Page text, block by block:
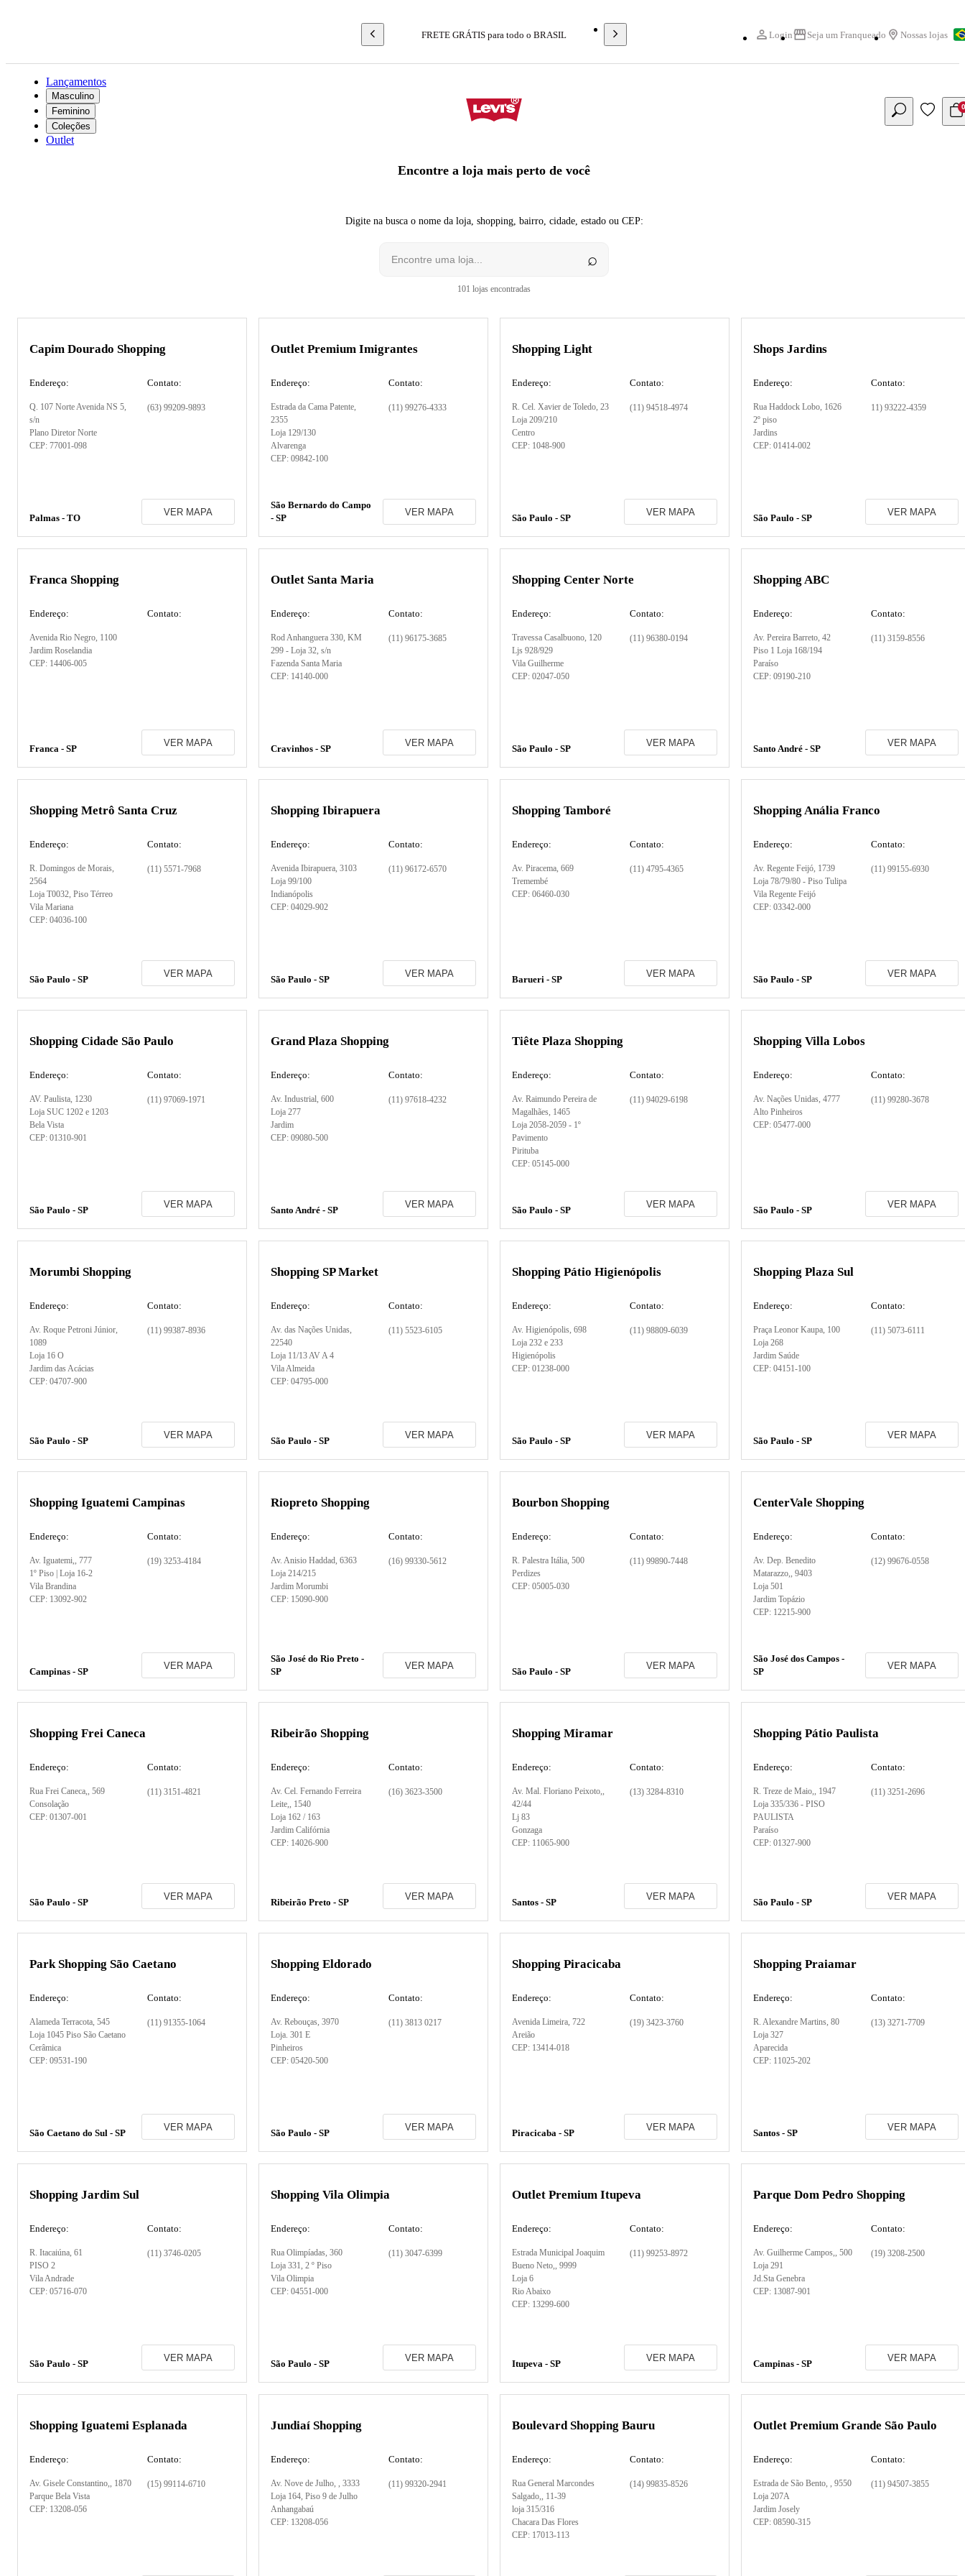
FRETE GRÁTIS para todo o BRASIL Login Seja um Franqueado Nossas lojas
Lançamentos
Masculino
Feminino
Coleções
Outlet
0
Nossas Lojas
Encontre a loja mais perto de você
Digite na busca o nome da loja, shopping, bairro, cidade, estado ou CEP:
⌕
101 lojas encontradas
Capim Dourado Shopping
Endereço:
Q. 107 Norte Avenida NS 5,
s/n
Plano Diretor Norte
CEP: 77001-098
Contato:
(63) 99209-9893
Palmas - TO
VER MAPA
Outlet Premium Imigrantes
Endereço:
Estrada da Cama Patente,
2355
Loja 129/130
Alvarenga
CEP: 09842-100
Contato:
(11) 99276-4333
São Bernardo do Campo
- SP
VER MAPA
Shopping Light
Endereço:
R. Cel. Xavier de Toledo, 23
Loja 209/210
Centro
CEP: 1048-900
Contato:
(11) 94518-4974
São Paulo - SP
VER MAPA
Shops Jardins
Endereço:
Rua Haddock Lobo, 1626
2º piso
Jardins
CEP: 01414-002
Contato:
11) 93222-4359
São Paulo - SP
VER MAPA
Franca Shopping
Endereço:
Avenida Rio Negro, 1100
Jardim Roselandia
CEP: 14406-005
Contato:
Franca - SP
VER MAPA
Outlet Santa Maria
Endereço:
Rod Anhanguera 330, KM
299 - Loja 32, s/n
Fazenda Santa Maria
CEP: 14140-000
Contato:
(11) 96175-3685
Cravinhos - SP
VER MAPA
Shopping Center Norte
Endereço:
Travessa Casalbuono, 120
Ljs 928/929
Vila Guilherme
CEP: 02047-050
Contato:
(11) 96380-0194
São Paulo - SP
VER MAPA
Shopping ABC
Endereço:
Av. Pereira Barreto, 42
Piso 1 Loja 168/194
Paraíso
CEP: 09190-210
Contato:
(11) 3159-8556
Santo André - SP
VER MAPA
Shopping Metrô Santa Cruz
Endereço:
R. Domingos de Morais,
2564
Loja T0032, Piso Térreo
Vila Mariana
CEP: 04036-100
Contato:
(11) 5571-7968
São Paulo - SP
VER MAPA
Shopping Ibirapuera
Endereço:
Avenida Ibirapuera, 3103
Loja 99/100
Indianópolis
CEP: 04029-902
Contato:
(11) 96172-6570
São Paulo - SP
VER MAPA
Shopping Tamboré
Endereço:
Av. Piracema, 669
Tremembé
CEP: 06460-030
Contato:
(11) 4795-4365
Barueri - SP
VER MAPA
Shopping Anália Franco
Endereço:
Av. Regente Feijó, 1739
Loja 78/79/80 - Piso Tulipa
Vila Regente Feijó
CEP: 03342-000
Contato:
(11) 99155-6930
São Paulo - SP
VER MAPA
Shopping Cidade São Paulo
Endereço:
AV. Paulista, 1230
Loja SUC 1202 e 1203
Bela Vista
CEP: 01310-901
Contato:
(11) 97069-1971
São Paulo - SP
VER MAPA
Grand Plaza Shopping
Endereço:
Av. Industrial, 600
Loja 277
Jardim
CEP: 09080-500
Contato:
(11) 97618-4232
Santo André - SP
VER MAPA
Tiête Plaza Shopping
Endereço:
Av. Raimundo Pereira de
Magalhães, 1465
Loja 2058-2059 - 1º
Pavimento
Pirituba
CEP: 05145-000
Contato:
(11) 94029-6198
São Paulo - SP
VER MAPA
Shopping Villa Lobos
Endereço:
Av. Nações Unidas, 4777
Alto Pinheiros
CEP: 05477-000
Contato:
(11) 99280-3678
São Paulo - SP
VER MAPA
Morumbi Shopping
Endereço:
Av. Roque Petroni Júnior,
1089
Loja 16 O
Jardim das Acácias
CEP: 04707-900
Contato:
(11) 99387-8936
São Paulo - SP
VER MAPA
Shopping SP Market
Endereço:
Av. das Nações Unidas,
22540
Loja 11/13 AV A 4
Vila Almeida
CEP: 04795-000
Contato:
(11) 5523-6105
São Paulo - SP
VER MAPA
Shopping Pátio Higienópolis
Endereço:
Av. Higienópolis, 698
Loja 232 e 233
Higienópolis
CEP: 01238-000
Contato:
(11) 98809-6039
São Paulo - SP
VER MAPA
Shopping Plaza Sul
Endereço:
Praça Leonor Kaupa, 100
Loja 268
Jardim Saúde
CEP: 04151-100
Contato:
(11) 5073-6111
São Paulo - SP
VER MAPA
Shopping Iguatemi Campinas
Endereço:
Av. Iguatemi,, 777
1º Piso | Loja 16-2
Vila Brandina
CEP: 13092-902
Contato:
(19) 3253-4184
Campinas - SP
VER MAPA
Riopreto Shopping
Endereço:
Av. Anisio Haddad, 6363
Loja 214/215
Jardim Morumbi
CEP: 15090-900
Contato:
(16) 99330-5612
São José do Rio Preto -
SP
VER MAPA
Bourbon Shopping
Endereço:
R. Palestra Itália, 500
Perdizes
CEP: 05005-030
Contato:
(11) 99890-7448
São Paulo - SP
VER MAPA
CenterVale Shopping
Endereço:
Av. Dep. Benedito
Matarazzo,, 9403
Loja 501
Jardim Topázio
CEP: 12215-900
Contato:
(12) 99676-0558
São José dos Campos -
SP
VER MAPA
Shopping Frei Caneca
Endereço:
Rua Frei Caneca,, 569
Consolação
CEP: 01307-001
Contato:
(11) 3151-4821
São Paulo - SP
VER MAPA
Ribeirão Shopping
Endereço:
Av. Cel. Fernando Ferreira
Leite,, 1540
Loja 162 / 163
Jardim Califórnia
CEP: 14026-900
Contato:
(16) 3623-3500
Ribeirão Preto - SP
VER MAPA
Shopping Miramar
Endereço:
Av. Mal. Floriano Peixoto,,
42/44
Lj 83
Gonzaga
CEP: 11065-900
Contato:
(13) 3284-8310
Santos - SP
VER MAPA
Shopping Pátio Paulista
Endereço:
R. Treze de Maio,, 1947
Loja 335/336 - PISO
PAULISTA
Paraíso
CEP: 01327-900
Contato:
(11) 3251-2696
São Paulo - SP
VER MAPA
Park Shopping São Caetano
Endereço:
Alameda Terracota, 545
Loja 1045 Piso São Caetano
Cerâmica
CEP: 09531-190
Contato:
(11) 91355-1064
São Caetano do Sul - SP
VER MAPA
Shopping Eldorado
Endereço:
Av. Rebouças, 3970
Loja. 301 E
Pinheiros
CEP: 05420-500
Contato:
(11) 3813 0217
São Paulo - SP
VER MAPA
Shopping Piracicaba
Endereço:
Avenida Limeira, 722
Areião
CEP: 13414-018
Contato:
(19) 3423-3760
Piracicaba - SP
VER MAPA
Shopping Praiamar
Endereço:
R. Alexandre Martins, 80
Loja 327
Aparecida
CEP: 11025-202
Contato:
(13) 3271-7709
Santos - SP
VER MAPA
Shopping Jardim Sul
Endereço:
R. Itacaiúna, 61
PISO 2
Vila Andrade
CEP: 05716-070
Contato:
(11) 3746-0205
São Paulo - SP
VER MAPA
Shopping Vila Olimpia
Endereço:
Rua Olimpíadas, 360
Loja 331, 2 º Piso
Vila Olimpia
CEP: 04551-000
Contato:
(11) 3047-6399
São Paulo - SP
VER MAPA
Outlet Premium Itupeva
Endereço:
Estrada Municipal Joaquim
Bueno Neto,, 9999
Loja 6
Rio Abaixo
CEP: 13299-600
Contato:
(11) 99253-8972
Itupeva - SP
VER MAPA
Parque Dom Pedro Shopping
Endereço:
Av. Guilherme Campos,, 500
Loja 291
Jd.Sta Genebra
CEP: 13087-901
Contato:
(19) 3208-2500
Campinas - SP
VER MAPA
Shopping Iguatemi Esplanada
Endereço:
Av. Gisele Constantino,, 1870
Parque Bela Vista
CEP: 13208-056
Contato:
(15) 99114-6710
Jundiaí Shopping
Endereço:
Av. Nove de Julho, , 3333
Loja 164, Piso 9 de Julho
Anhangabaú
CEP: 13208-056
Contato:
(11) 99320-2941
Boulevard Shopping Bauru
Endereço:
Rua General Marcondes
Salgado,, 11-39
loja 315/316
Chacara Das Flores
CEP: 17013-113
Contato:
(14) 99835-8526
Outlet Premium Grande São Paulo
Endereço:
Estrada de São Bento, , 9550
Loja 207A
Jardim Josely
CEP: 08590-315
Contato:
(11) 94507-3855